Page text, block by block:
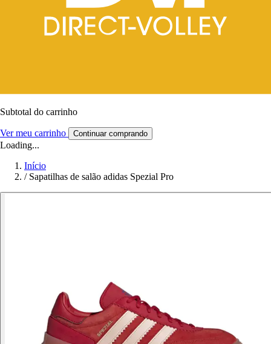
Subtotal do carrinho
Ver meu carrinho Continuar comprando
Loading...
Início
/ Sapatilhas de salão adidas Spezial Pro